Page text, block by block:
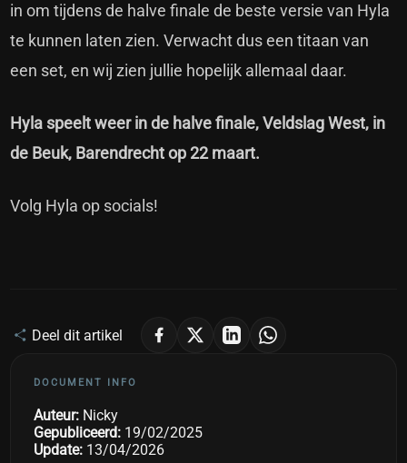
in om tijdens de halve finale de beste versie van Hyla
te kunnen laten zien. Verwacht dus een titaan van
een set, en wij zien jullie hopelijk allemaal daar.
Hyla speelt weer in de halve finale, Veldslag West, in
de Beuk, Barendrecht op 22 maart.
Volg Hyla op socials!
Deel dit artikel
DOCUMENT INFO
Auteur: Nicky
Gepubliceerd: 19/02/2025
Update: 13/04/2026